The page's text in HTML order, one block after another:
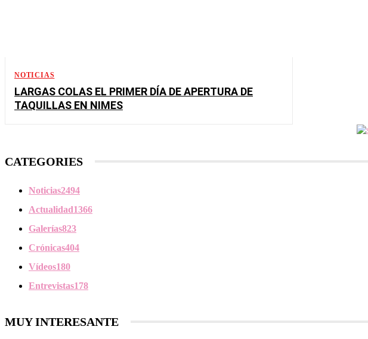
NOTICIAS
LARGAS COLAS EL PRIMER DÍA DE APERTURA DE
TAQUILLAS EN NIMES
CATEGORIES
Noticias2494
Actualidad1366
Galerías823
Crónicas404
Vídeos180
Entrevistas178
MUY INTERESANTE